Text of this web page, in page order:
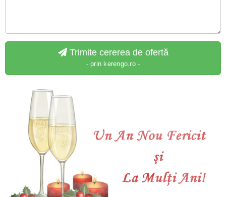
Trimite cererea de ofertă
- prin kerengo.ro -